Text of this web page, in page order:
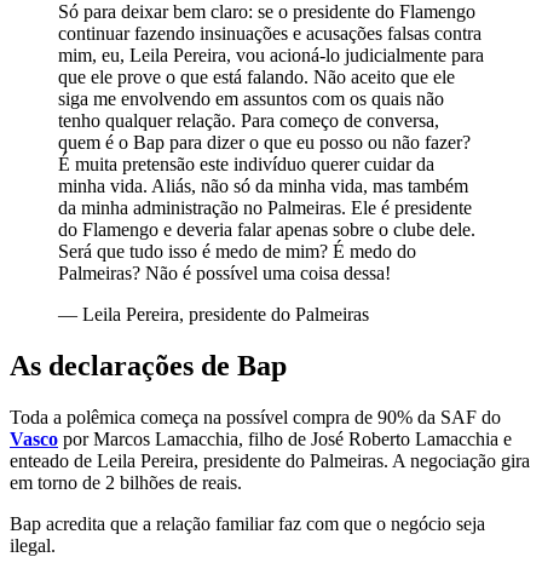
Só para deixar bem claro: se o presidente do Flamengo
continuar fazendo insinuações e acusações falsas contra
mim, eu, Leila Pereira, vou acioná-lo judicialmente para
que ele prove o que está falando. Não aceito que ele
siga me envolvendo em assuntos com os quais não
tenho qualquer relação. Para começo de conversa,
quem é o Bap para dizer o que eu posso ou não fazer?
É muita pretensão este indivíduo querer cuidar da
minha vida. Aliás, não só da minha vida, mas também
da minha administração no Palmeiras. Ele é presidente
do Flamengo e deveria falar apenas sobre o clube dele.
Será que tudo isso é medo de mim? É medo do
Palmeiras? Não é possível uma coisa dessa!
— Leila Pereira, presidente do Palmeiras
As declarações de Bap
Toda a polêmica começa na possível compra de 90% da SAF do
Vasco por Marcos Lamacchia, filho de José Roberto Lamacchia e
enteado de Leila Pereira, presidente do Palmeiras. A negociação gira
em torno de 2 bilhões de reais.
Bap acredita que a relação familiar faz com que o negócio seja
ilegal.